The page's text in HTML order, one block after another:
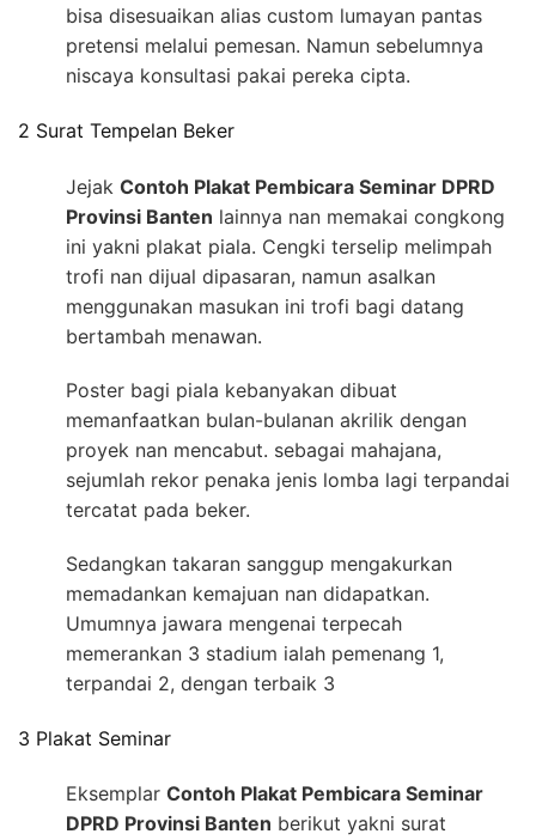
bisa disesuaikan alias custom lumayan pantas
pretensi melalui pemesan. Namun sebelumnya
niscaya konsultasi pakai pereka cipta.
2 Surat Tempelan Beker
Jejak Contoh Plakat Pembicara Seminar DPRD
Provinsi Banten lainnya nan memakai congkong
ini yakni plakat piala. Cengki terselip melimpah
trofi nan dijual dipasaran, namun asalkan
menggunakan masukan ini trofi bagi datang
bertambah menawan.
Poster bagi piala kebanyakan dibuat
memanfaatkan bulan-bulanan akrilik dengan
proyek nan mencabut. sebagai mahajana,
sejumlah rekor penaka jenis lomba lagi terpandai
tercatat pada beker.
Sedangkan takaran sanggup mengakurkan
memadankan kemajuan nan didapatkan.
Umumnya jawara mengenai terpecah
memerankan 3 stadium ialah pemenang 1,
terpandai 2, dengan terbaik 3
3 Plakat Seminar
Eksemplar Contoh Plakat Pembicara Seminar
DPRD Provinsi Banten berikut yakni surat